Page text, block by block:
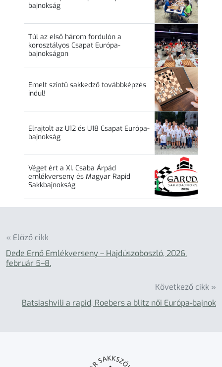
bajnokság
Túl az első három fordulón a
korosztályos Csapat Európa-
bajnokságon
Emelt szintű sakkedző továbbképzés
indul!
Elrajtolt az U12 és U18 Csapat Európa-
bajnokság
Véget ért a XI. Csaba Árpád
emlékverseny és Magyar Rapid
Sakkbajnokság
« Előző cikk
Dede Ernő Emlékverseny – Hajdúszoboszló, 2026.
február 5–8.
Következő cikk »
Batsiashvili a rapid, Roebers a blitz női Európa-bajnok